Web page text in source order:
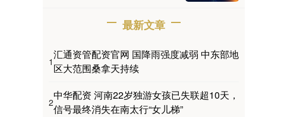
最新文章
1
汇通资管配资官网 国降雨强度减弱 中东部地
区大范围桑拿天持续
2
中华配资 河南22岁独游女孩已失联超10天，
信号最终消失在南太行“女儿梯”